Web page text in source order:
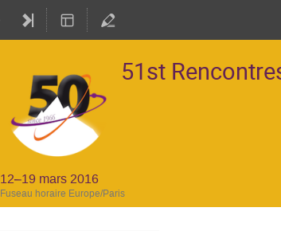
51st
12–19 mars 2016
Fuseau horaire Europe/Paris